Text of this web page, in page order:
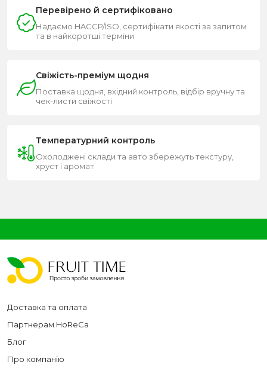
Перевірено й сертифіковано
Надаємо HACCP/ISO, сертифікати якості за запитом
та в найкоротші терміни
Свіжість-преміум щодня
Поставка щодня, вхідний контроль, відбір вручну та
чек-листи свіжості
Температурний контроль
Охолоджені склади та авто збережуть текстуру,
хруст і аромат
Доставка та оплата
Партнерам HoReCa
Блог
Про компанію